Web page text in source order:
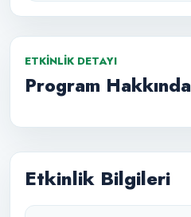
ETKINLIK DETAYI
Program Hakkında
Etkinlik Bilgileri